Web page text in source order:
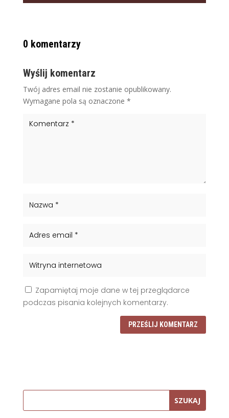
0 komentarzy
Wyślij komentarz
Twój adres email nie zostanie opublikowany.
Wymagane pola są oznaczone *
Zapamiętaj moje dane w tej przeglądarce
podczas pisania kolejnych komentarzy.
PRZEŚLIJ KOMENTARZ